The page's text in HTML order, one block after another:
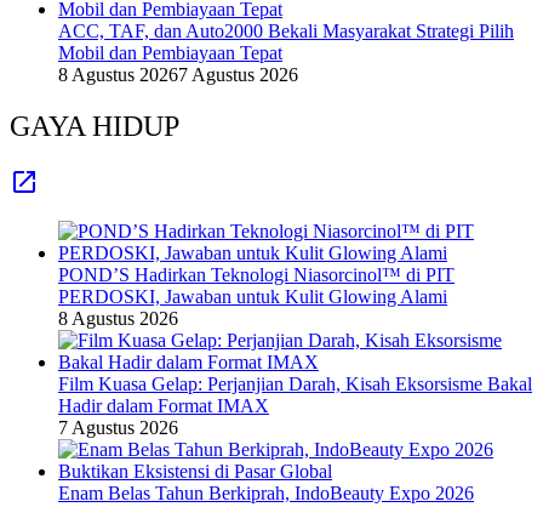
ACC, TAF, dan Auto2000 Bekali Masyarakat Strategi Pilih
Mobil dan Pembiayaan Tepat
8 Agustus 20267 Agustus 2026
GAYA HIDUP
POND’S Hadirkan Teknologi Niasorcinol™ di PIT
PERDOSKI, Jawaban untuk Kulit Glowing Alami
8 Agustus 2026
Film Kuasa Gelap: Perjanjian Darah, Kisah Eksorsisme Bakal
Hadir dalam Format IMAX
7 Agustus 2026
Enam Belas Tahun Berkiprah, IndoBeauty Expo 2026